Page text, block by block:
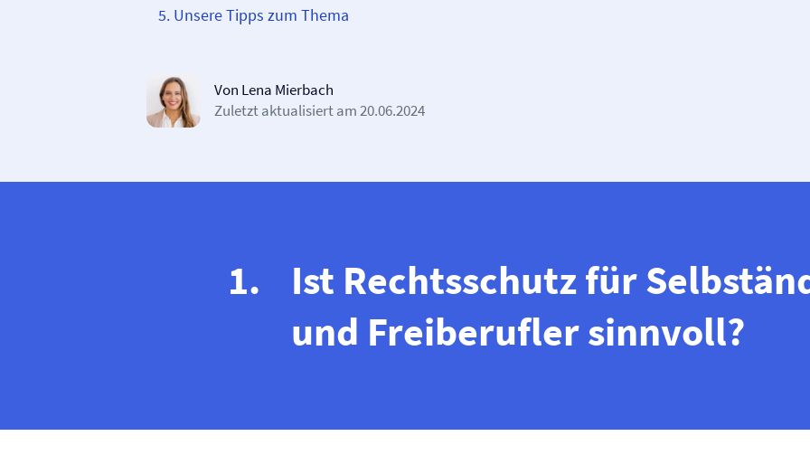
Unsere Tipps zum Thema
Von Lena Mierbach
Zuletzt aktualisiert am20.06.2024
Ist Rechtsschutz für
und Freiberufler sinnvoll?